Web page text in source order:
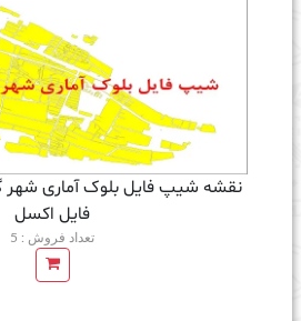
فايل اكسل
تعداد فروش : 5